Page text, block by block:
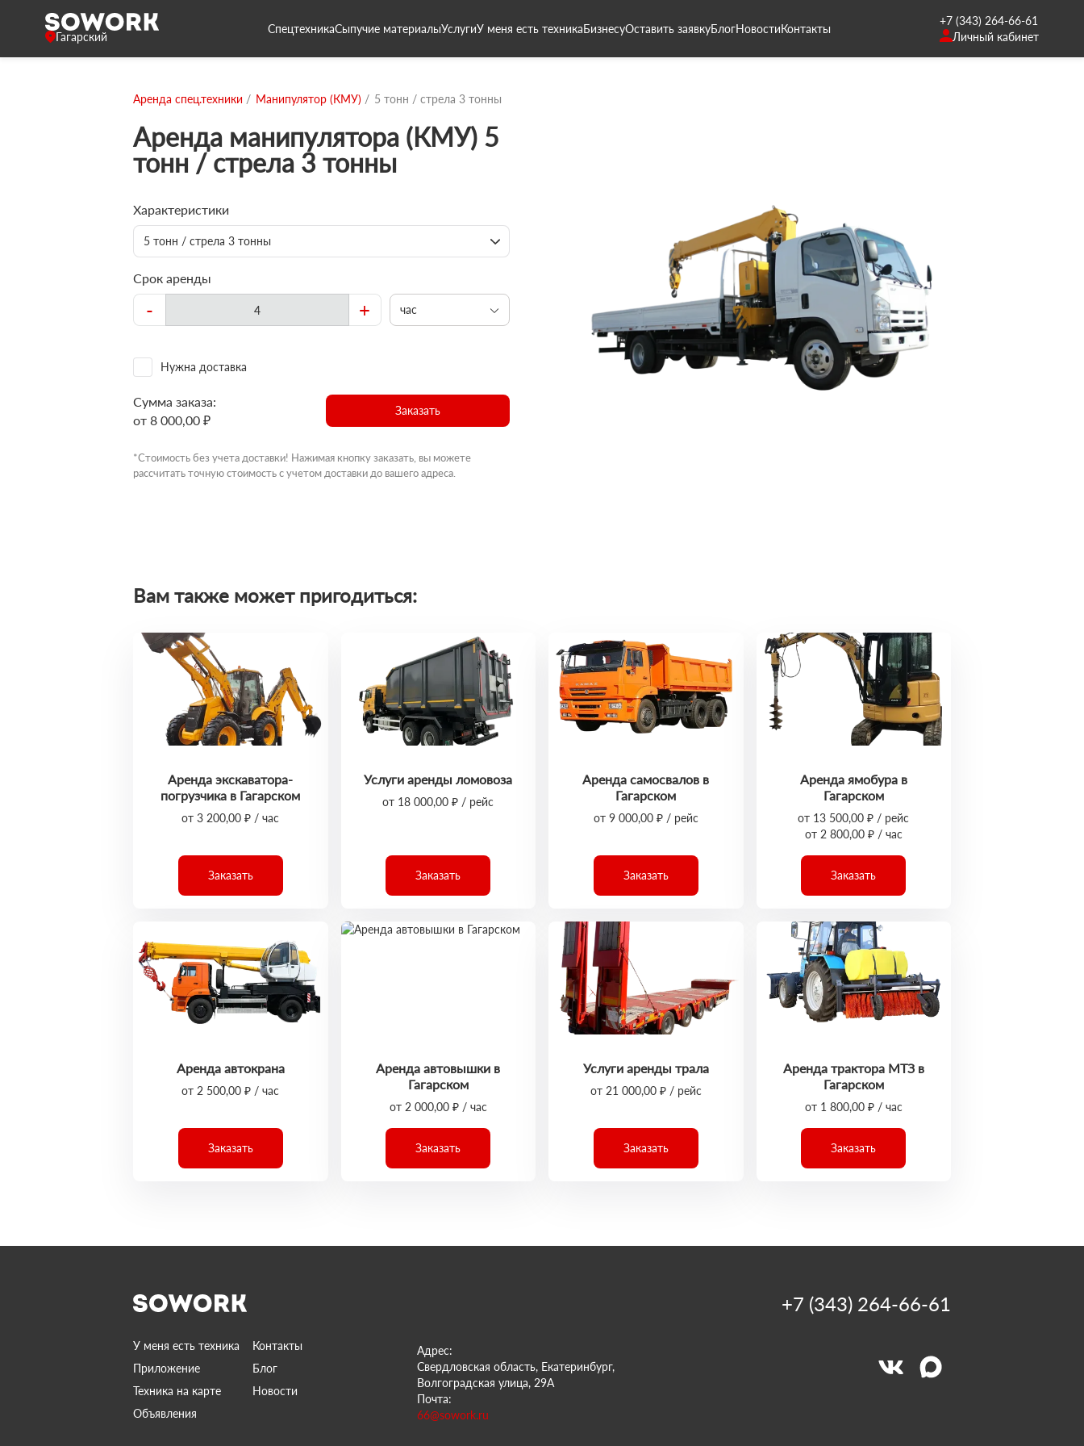
Гагарский
СпецтехникаСыпучие материалыУслугиУ меня есть техникаБизнесуОставить заявкуБлогНовостиКонтакты
+7 (343) 264-66-61
Личный кабинет
Аренда спец.техники Манипулятор (КМУ) 5 тонн / стрела 3 тонны
Аренда манипулятора (КМУ) 5
тонн / стрела 3 тонны
Характеристики
5 тонн / стрела 3 тонны
Срок аренды
- + час
Нужна доставка
Сумма заказа:
от 8 000,00 ₽
Заказать
*Стоимость без учета доставки! Нажимая кнопку заказать, вы можете
рассчитать точную стоимость с учетом доставки до вашего адреса.
Вам также может пригодиться:
Аренда экскаватора-
погрузчика в Гагарском
от 3 200,00 ₽ / час
Заказать
Услуги аренды ломовоза
от 18 000,00 ₽ / рейс
Заказать
Аренда самосвалов в
Гагарском
от 9 000,00 ₽ / рейс
Заказать
Аренда ямобура в
Гагарском
от 13 500,00 ₽ / рейс
от 2 800,00 ₽ / час
Заказать
Аренда автокрана
от 2 500,00 ₽ / час
Заказать
Аренда автовышки в
Гагарском
от 2 000,00 ₽ / час
Заказать
Услуги аренды трала
от 21 000,00 ₽ / рейс
Заказать
Аренда трактора МТЗ в
Гагарском
от 1 800,00 ₽ / час
Заказать
У меня есть техника
Контакты
Приложение
Блог
Техника на карте
Новости
Объявления
Адрес:
Свердловская область, Екатеринбург,
Волгоградская улица, 29А
Почта:
66@sowork.ru
+7 (343) 264-66-61